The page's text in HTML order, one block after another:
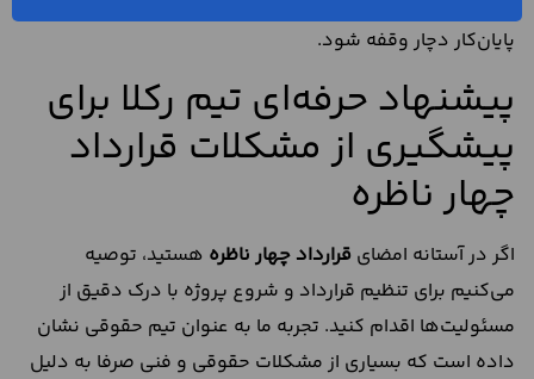
پایان‌کار دچار وقفه شود.
پیشنهاد حرفه‌ای تیم رکلا برای
پیشگیری از مشکلات قرارداد
چهار ناظره
اگر در آستانه امضای قرارداد چهار ناظره هستید، توصیه
می‌کنیم برای تنظیم قرارداد و شروع پروژه با درک دقیق از
مسئولیت‌ها اقدام کنید. تجربه ما به عنوان تیم حقوقی نشان
داده است که بسیاری از مشکلات حقوقی و فنی صرفا به ‌دلیل